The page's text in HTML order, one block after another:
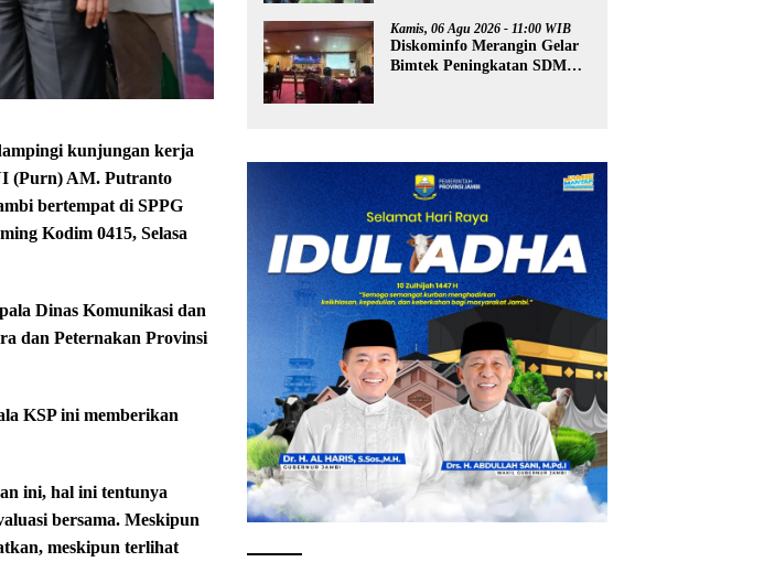
kunjungan kerja
(Purn) AM. Putranto
bertempat di SPPG
Kodim 0415, Selasa
Dinas Komunikasi dan
dan Peternakan Provinsi
KSP ini memberikan
ini, hal ini tentunya
bersama. Meskipun
meskipun terlihat
Kamis, 06 Agu 2026 - 11:00 WIB
Diskominfo Merangin Gelar
Bimtek Peningkatan SDM